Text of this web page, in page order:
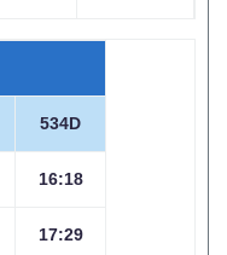
534D
16:18
17:29